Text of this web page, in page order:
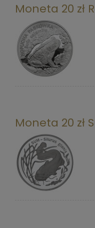
Moneta 20 zł
Moneta 20 zł